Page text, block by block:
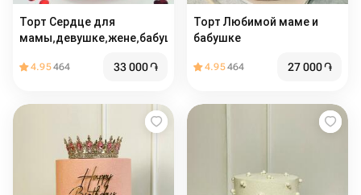
Торт Сердце для
мамы,девушке,жене,бабушке
4.95464 33 000֏
Торт Любимой маме и
бабушке
4.95464 27 000֏